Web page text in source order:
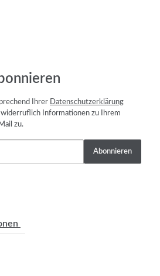
Ihrer Datenschutzerklärung
Informationen zu Ihrem
zu.
Abonnieren